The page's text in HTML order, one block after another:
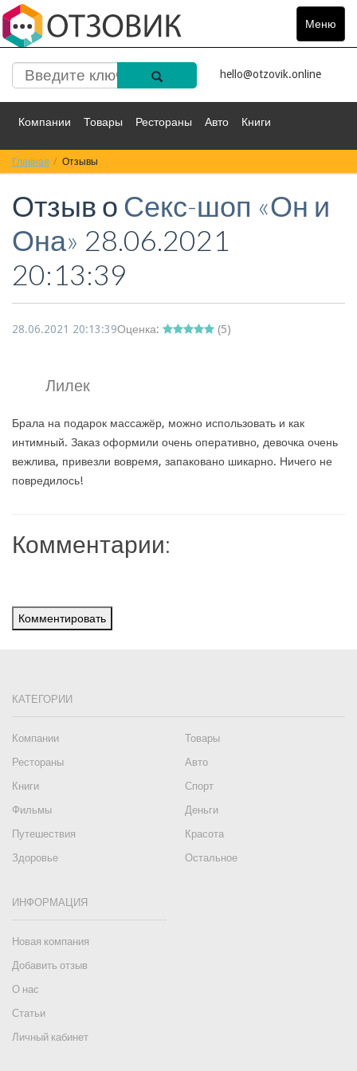
Меню
Toggle
hello@otzovik.online
Компании Товары Рестораны Авто Книги
Спорт Фильмы
Красота Здоровье Остальное
Главная Отзывы
Отзыв о Секс-шоп «Он и
Она» 28.06.2021
20:13:39
28.06.2021 20:13:39Оценка: (5)
Лилек
Брала на подарок массажёр, можно использовать и как
интимный. Заказ оформили очень оперативно, девочка очень
вежлива, привезли вовремя, запаковано шикарно. Ничего не
повредилось!
Комментарии:
Комментировать
КАТЕГОРИИ
Компании
Товары
Рестораны
Авто
Книги
Спорт
Фильмы
Деньги
Путешествия
Красота
Здоровье
Остальное
ИНФОРМАЦИЯ
Новая компания
Добавить отзыв
О нас
Статьи
Личный кабинет